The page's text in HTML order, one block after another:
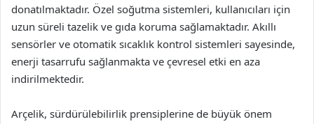
donatılmaktadır. Özel soğutma sistemleri, kullanıcıları için
uzun süreli tazelik ve gıda koruma sağlamaktadır. Akıllı
sensörler ve otomatik sıcaklık kontrol sistemleri sayesinde,
enerji tasarrufu sağlanmakta ve çevresel etki en aza
indirilmektedir.
Arçelik, sürdürülebilirlik prensiplerine de büyük önem